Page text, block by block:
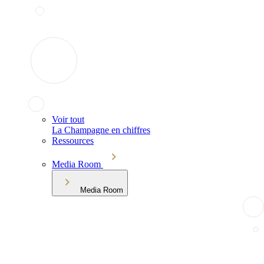
Voir tout
La Champagne en chiffres
Ressources
Media Room
Media Room